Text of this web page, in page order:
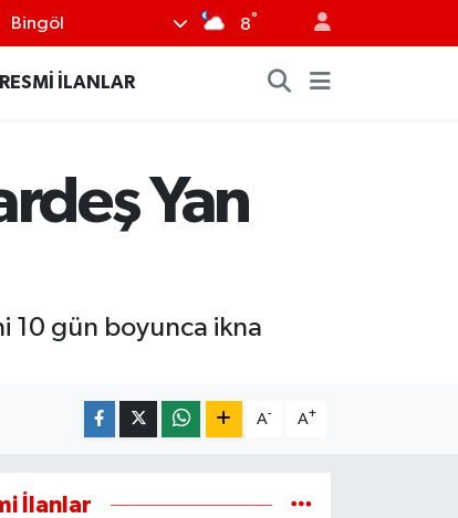
Bingöl 8°
RESMİ İLANLAR
Yan
10 gün boyunca ikna
A- A+
İlanlar